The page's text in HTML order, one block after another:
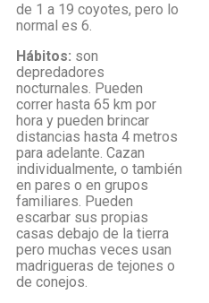
de 1 a 19 coyotes, pero lo
normal es 6.
Hábitos: son
depredadores
nocturnales. Pueden
correr hasta 65 km por
hora y pueden brincar
distancias hasta 4 metros
para adelante. Cazan
individualmente, o también
en pares o en grupos
familiares. Pueden
escarbar sus propias
casas debajo de la tierra
pero muchas veces usan
madrigueras de tejones o
de conejos.